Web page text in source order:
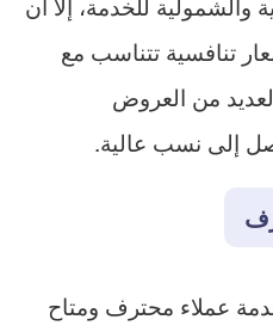
تنافسية تتناسب مع
من العروض
إلى نسب عالية.
عملاء محترف ومتاح